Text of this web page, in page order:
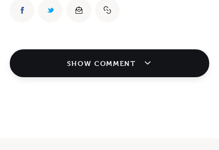
SHOW COMMENT